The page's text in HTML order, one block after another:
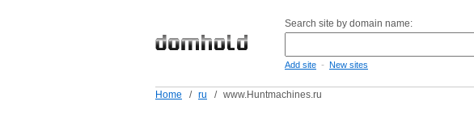
Search site by domain name:
Add site - New sites
Home / ru / www.Huntmachines.ru